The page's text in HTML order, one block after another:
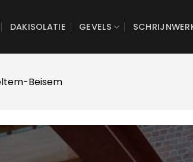
DAKISOLATIE GEVELS
Beisem